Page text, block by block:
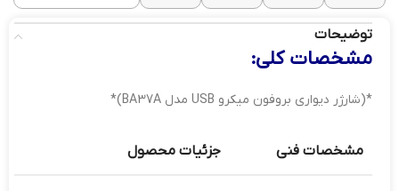
گارانتی ✅ دارد
خروجی
توضیحات
مشخصات کلی:
*(شارژر دیواری بروفون میکرو USB مدل BA37A)*
مشخصات فنی جزئیات محصول